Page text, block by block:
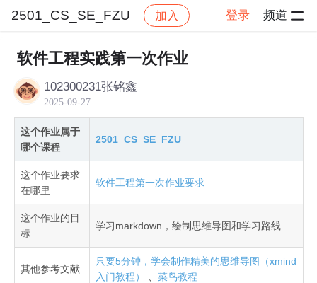
2501_CS_SE_FZU 加入 登录 频道
社区 2501_CS_SE_FZU 作业提交
软件工程实践第一次作业
102300231张铭鑫
2025-09-27
这个作业属于
哪个课程
2501_CS_SE_FZU
这个作业要求
在哪里
软件工程第一次作业要求
这个作业的目
标
学习markdown，绘制思维导图和学习路线
其他参考文献
只要5分钟，学会制作精美的思维导图（xmind
入门教程）
菜鸟教程